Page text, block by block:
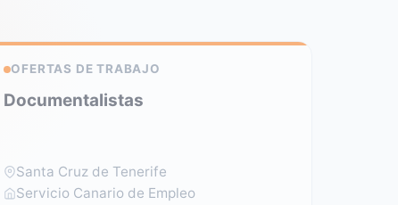
OFERTAS DE TRABAJO
Documentalistas
Santa Cruz de Tenerife
Servicio Canario de Empleo